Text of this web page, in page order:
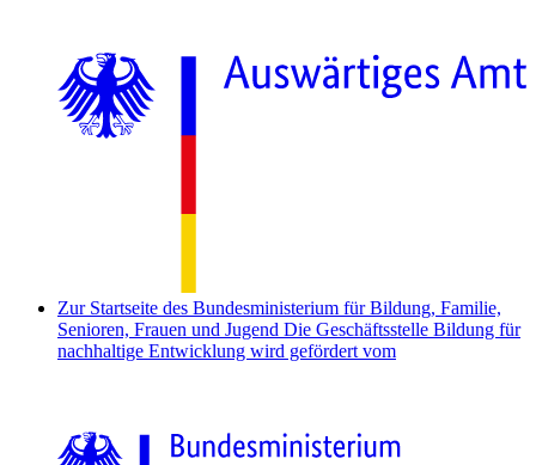
Zur Startseite des Bundesministerium für Bildung, Familie,
Senioren, Frauen und Jugend Die Geschäftsstelle Bildung für
nachhaltige Entwicklung wird gefördert vom